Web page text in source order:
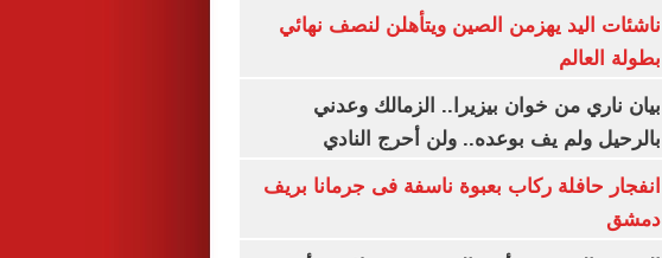
ناشئات اليد يهزمن الصين ويتأهلن لنصف نهائي
بطولة العالم
بيان ناري من خوان بيزيرا.. الزمالك وعدني
بالرحيل ولم يف بوعده.. ولن أحرج النادي
انفجار حافلة ركاب بعبوة ناسفة فى جرمانا بريف
دمشق